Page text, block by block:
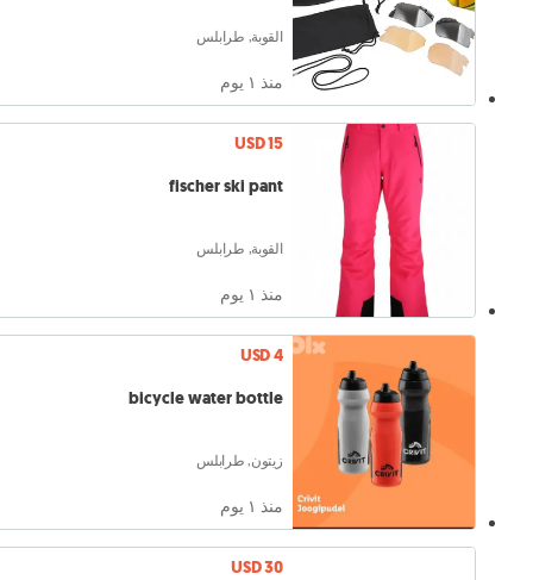
القوبة, طرابلس
منذ ١ يوم
USD 15
fischer ski pant
القوبة, طرابلس
منذ ١ يوم
USD 4
bicycle water bottle
زيتون, طرابلس
منذ ١ يوم
USD 30